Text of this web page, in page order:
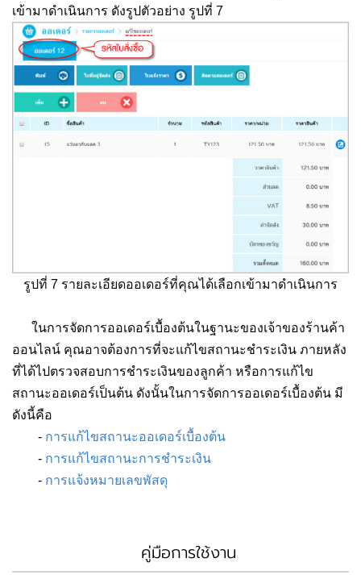
เข้ามาดำเนินการ ดังรูปตัวอย่าง รูปที่ 7
รูปที่ 7 รายละเอียดออเดอร์ที่คุณได้เลือกเข้ามาดำเนินการ
ในการจัดการออเดอร์เบื้องต้นในฐานะของเจ้าของร้านค้า
ออนไลน์ คุณอาจต้องการที่จะแก้ไขสถานะชำระเงิน ภายหลัง
ที่ได้ไปตรวจสอบการชำระเงินของลูกค้า หรือการแก้ไข
สถานะออเดอร์เป็นต้น ดังนั้นในการจัดการออเดอร์เบื้องต้น มี
ดังนี้คือ
- การแก้ไขสถานะออเดอร์เบื้องต้น
- การแก้ไขสถานะการชำระเงิน
- การแจ้งหมายเลขพัสดุ
คู่มือการใช้งาน